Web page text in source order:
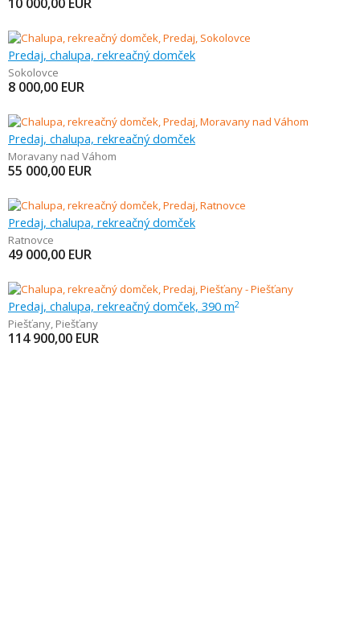
Predaj, chalupa, rekreačný domček
Sokolovce
8 000,00 EUR
Predaj, chalupa, rekreačný domček
Moravany nad Váhom
55 000,00 EUR
Predaj, chalupa, rekreačný domček
Ratnovce
49 000,00 EUR
Predaj, chalupa, rekreačný domček, 390 m2
Piešťany, Piešťany
114 900,00 EUR